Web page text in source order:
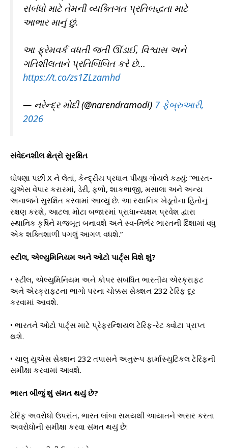
સંબંધો માટે તેમની વ્યક્તિગત પ્રતિબદ્ધતા માટે
આભાર માનું છું.
આ ફ્રેમવર્ક વધતી જતી ઊંડાઈ, વિશ્વાસ અને
ગતિશીલતાને પ્રતિબિંબિત કરે છે…
https://t.co/zs1ZLzamhd
— નરેન્દ્ર મોદી (@narendramodi) 7 ફેબ્રુઆરી,
2026
સંવેદનશીલ ક્ષેત્રો સુરક્ષિત
ઘોષણા પછી X ને લેતાં, કેન્દ્રીય પ્રધાન પીયૂષ ગોયલે કહ્યું: “ભારત-
યુએસ વેપાર કરારમાં, ડેરી, ફળો, શાકભાજી, મસાલા અને અન્ય
અનાજને સુરક્ષિત કરવામાં આવ્યું છે. આ સ્થાનિક ખેડૂતોના હિતોનું
રક્ષણ કરશે, આટલા મોટા બજારમાં પ્રાધાન્યક્ષમ પ્રવેશ દ્વારા
સ્થાનિક કૃષિને મજબૂત બનાવશે અને સ્વ-નિર્ભર ભારતની દિશામાં વધુ
એક શક્તિશાળી પગલું આગળ વધશે.”
સ્ટીલ, એલ્યુમિનિયમ અને ઓટો પાર્ટ્સ વિશે શું?
• સ્ટીલ, એલ્યુમિનિયમ અને કોપર સંબંધિત ભારતીય એરક્રાફ્ટ
અને એરક્રાફ્ટના ભાગો પરના ચોક્કસ સેક્શન 232 ટેરિફ દૂર
કરવામાં આવશે.
• ભારતને ઓટો પાર્ટ્સ માટે પ્રેફરન્શિયલ ટેરિફ-રેટ ક્વોટા પ્રાપ્ત
થશે.
• ચાલુ યુએસ સેક્શન 232 તપાસને અનુરૂપ ફાર્માસ્યુટિકલ ટેરિફની
સમીક્ષા કરવામાં આવશે.
ભારત બીજું શું સંમત થયું છે?
ટેરિફ અવરોધો ઉપરાંત, ભારત લાંબા સમયથી આયાતને અસર કરતા
અવરોધોની સમીક્ષા કરવા સંમત થયું છે: